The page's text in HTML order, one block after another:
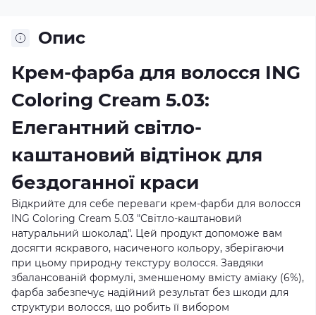
Опис
Крем-фарба для волосся ING
Coloring Cream 5.03:
Елегантний світло-
каштановий відтінок для
бездоганної краси
Відкрийте для себе переваги крем-фарби для волосся
ING Coloring Cream 5.03 "Світло-каштановий
натуральний шоколад". Цей продукт допоможе вам
досягти яскравого, насиченого кольору, зберігаючи
при цьому природну текстуру волосся. Завдяки
збалансованій формулі, зменшеному вмісту аміаку (6%),
фарба забезпечує надійний результат без шкоди для
структури волосся, що робить її вибором